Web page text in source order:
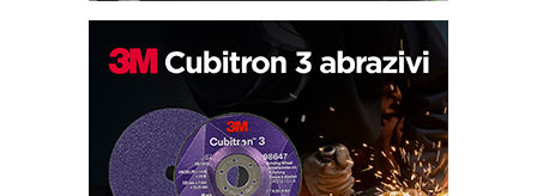
Potpuna efikasnost bez složenih
sistema
Trajna oznaka kao dugoročna korist
Bezbednost na prvom mestu!